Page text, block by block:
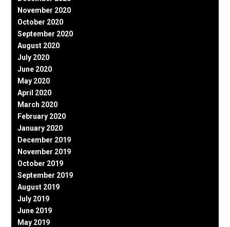
November 2020
October 2020
September 2020
August 2020
July 2020
June 2020
May 2020
April 2020
March 2020
February 2020
January 2020
December 2019
November 2019
October 2019
September 2019
August 2019
July 2019
June 2019
May 2019